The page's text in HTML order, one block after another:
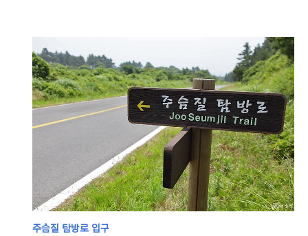
주슴질 탐방로 입구